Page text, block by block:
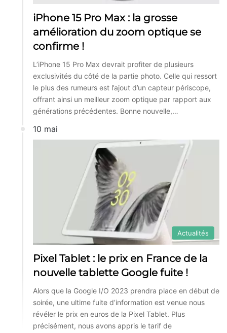
iPhone 15 Pro Max : la grosse
amélioration du zoom optique se
confirme !
L’iPhone 15 Pro Max devrait profiter de plusieurs
exclusivités du côté de la partie photo. Celle qui ressort
le plus des rumeurs est l’ajout d’un capteur périscope,
offrant ainsi un meilleur zoom optique par rapport aux
générations précédentes. Bonne nouvelle,…
10 mai
Actualités
Pixel Tablet : le prix en France de la
nouvelle tablette Google fuite !
Alors que la Google I/O 2023 prendra place en début de
soirée, une ultime fuite d’information est venue nous
révéler le prix en euros de la Pixel Tablet. Plus
précisément, nous avons appris le tarif de